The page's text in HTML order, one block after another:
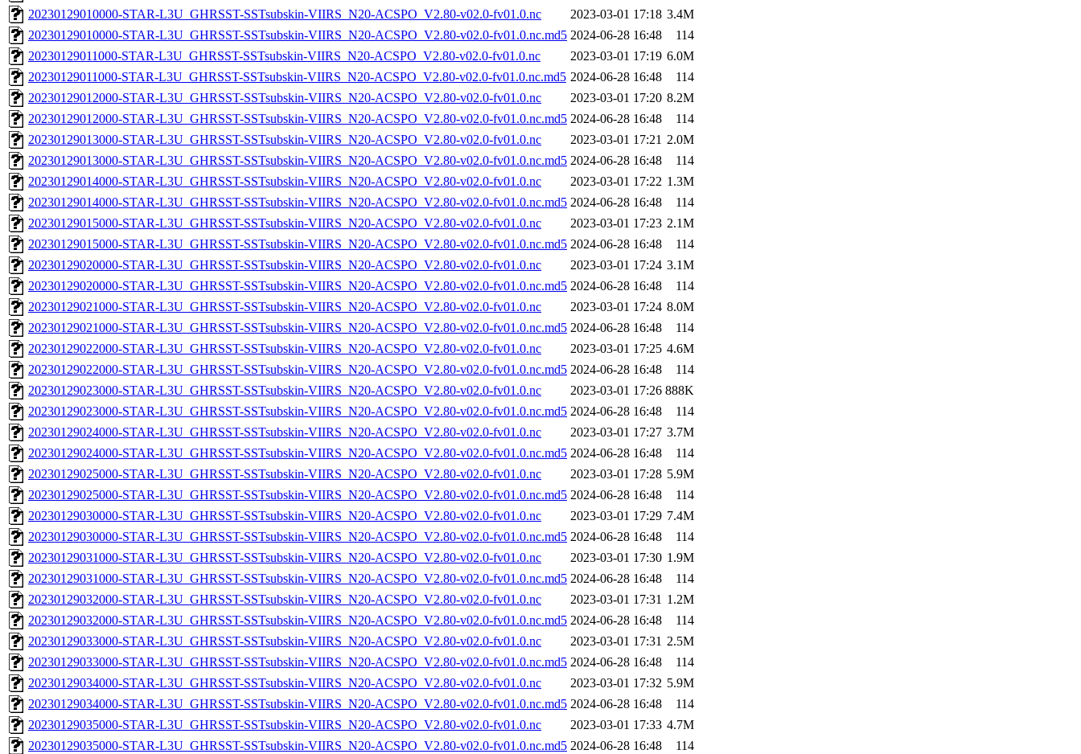
20230129010000-STAR-L3U_GHRSST-SSTsubskin-VIIRS_N20-ACSPO_V2.80-v02.0-fv01.0.nc
2023-03-01 17:18 3.4M
20230129010000-STAR-L3U_GHRSST-SSTsubskin-VIIRS_N20-ACSPO_V2.80-v02.0-fv01.0.nc.md5 2024-06-28 16:48
114
20230129011000-STAR-L3U_GHRSST-SSTsubskin-VIIRS_N20-ACSPO_V2.80-v02.0-fv01.0.nc
2023-03-01 17:19 6.0M
20230129011000-STAR-L3U_GHRSST-SSTsubskin-VIIRS_N20-ACSPO_V2.80-v02.0-fv01.0.nc.md5 2024-06-28 16:48
114
20230129012000-STAR-L3U_GHRSST-SSTsubskin-VIIRS_N20-ACSPO_V2.80-v02.0-fv01.0.nc
2023-03-01 17:20 8.2M
20230129012000-STAR-L3U_GHRSST-SSTsubskin-VIIRS_N20-ACSPO_V2.80-v02.0-fv01.0.nc.md5 2024-06-28 16:48
114
20230129013000-STAR-L3U_GHRSST-SSTsubskin-VIIRS_N20-ACSPO_V2.80-v02.0-fv01.0.nc
2023-03-01 17:21 2.0M
20230129013000-STAR-L3U_GHRSST-SSTsubskin-VIIRS_N20-ACSPO_V2.80-v02.0-fv01.0.nc.md5 2024-06-28 16:48
114
20230129014000-STAR-L3U_GHRSST-SSTsubskin-VIIRS_N20-ACSPO_V2.80-v02.0-fv01.0.nc
2023-03-01 17:22 1.3M
20230129014000-STAR-L3U_GHRSST-SSTsubskin-VIIRS_N20-ACSPO_V2.80-v02.0-fv01.0.nc.md5 2024-06-28 16:48
114
20230129015000-STAR-L3U_GHRSST-SSTsubskin-VIIRS_N20-ACSPO_V2.80-v02.0-fv01.0.nc
2023-03-01 17:23 2.1M
20230129015000-STAR-L3U_GHRSST-SSTsubskin-VIIRS_N20-ACSPO_V2.80-v02.0-fv01.0.nc.md5 2024-06-28 16:48
114
20230129020000-STAR-L3U_GHRSST-SSTsubskin-VIIRS_N20-ACSPO_V2.80-v02.0-fv01.0.nc
2023-03-01 17:24 3.1M
20230129020000-STAR-L3U_GHRSST-SSTsubskin-VIIRS_N20-ACSPO_V2.80-v02.0-fv01.0.nc.md5 2024-06-28 16:48
114
20230129021000-STAR-L3U_GHRSST-SSTsubskin-VIIRS_N20-ACSPO_V2.80-v02.0-fv01.0.nc
2023-03-01 17:24 8.0M
20230129021000-STAR-L3U_GHRSST-SSTsubskin-VIIRS_N20-ACSPO_V2.80-v02.0-fv01.0.nc.md5 2024-06-28 16:48
114
20230129022000-STAR-L3U_GHRSST-SSTsubskin-VIIRS_N20-ACSPO_V2.80-v02.0-fv01.0.nc
2023-03-01 17:25 4.6M
20230129022000-STAR-L3U_GHRSST-SSTsubskin-VIIRS_N20-ACSPO_V2.80-v02.0-fv01.0.nc.md5 2024-06-28 16:48
114
20230129023000-STAR-L3U_GHRSST-SSTsubskin-VIIRS_N20-ACSPO_V2.80-v02.0-fv01.0.nc
2023-03-01 17:26 888K
20230129023000-STAR-L3U_GHRSST-SSTsubskin-VIIRS_N20-ACSPO_V2.80-v02.0-fv01.0.nc.md5 2024-06-28 16:48
114
20230129024000-STAR-L3U_GHRSST-SSTsubskin-VIIRS_N20-ACSPO_V2.80-v02.0-fv01.0.nc
2023-03-01 17:27 3.7M
20230129024000-STAR-L3U_GHRSST-SSTsubskin-VIIRS_N20-ACSPO_V2.80-v02.0-fv01.0.nc.md5 2024-06-28 16:48
114
20230129025000-STAR-L3U_GHRSST-SSTsubskin-VIIRS_N20-ACSPO_V2.80-v02.0-fv01.0.nc
2023-03-01 17:28 5.9M
20230129025000-STAR-L3U_GHRSST-SSTsubskin-VIIRS_N20-ACSPO_V2.80-v02.0-fv01.0.nc.md5 2024-06-28 16:48
114
20230129030000-STAR-L3U_GHRSST-SSTsubskin-VIIRS_N20-ACSPO_V2.80-v02.0-fv01.0.nc
2023-03-01 17:29 7.4M
20230129030000-STAR-L3U_GHRSST-SSTsubskin-VIIRS_N20-ACSPO_V2.80-v02.0-fv01.0.nc.md5 2024-06-28 16:48
114
20230129031000-STAR-L3U_GHRSST-SSTsubskin-VIIRS_N20-ACSPO_V2.80-v02.0-fv01.0.nc
2023-03-01 17:30 1.9M
20230129031000-STAR-L3U_GHRSST-SSTsubskin-VIIRS_N20-ACSPO_V2.80-v02.0-fv01.0.nc.md5 2024-06-28 16:48
114
20230129032000-STAR-L3U_GHRSST-SSTsubskin-VIIRS_N20-ACSPO_V2.80-v02.0-fv01.0.nc
2023-03-01 17:31 1.2M
20230129032000-STAR-L3U_GHRSST-SSTsubskin-VIIRS_N20-ACSPO_V2.80-v02.0-fv01.0.nc.md5 2024-06-28 16:48
114
20230129033000-STAR-L3U_GHRSST-SSTsubskin-VIIRS_N20-ACSPO_V2.80-v02.0-fv01.0.nc
2023-03-01 17:31 2.5M
20230129033000-STAR-L3U_GHRSST-SSTsubskin-VIIRS_N20-ACSPO_V2.80-v02.0-fv01.0.nc.md5 2024-06-28 16:48
114
20230129034000-STAR-L3U_GHRSST-SSTsubskin-VIIRS_N20-ACSPO_V2.80-v02.0-fv01.0.nc
2023-03-01 17:32 5.9M
20230129034000-STAR-L3U_GHRSST-SSTsubskin-VIIRS_N20-ACSPO_V2.80-v02.0-fv01.0.nc.md5 2024-06-28 16:48
114
20230129035000-STAR-L3U_GHRSST-SSTsubskin-VIIRS_N20-ACSPO_V2.80-v02.0-fv01.0.nc
2023-03-01 17:33 4.7M
20230129035000-STAR-L3U_GHRSST-SSTsubskin-VIIRS_N20-ACSPO_V2.80-v02.0-fv01.0.nc.md5 2024-06-28 16:48
114